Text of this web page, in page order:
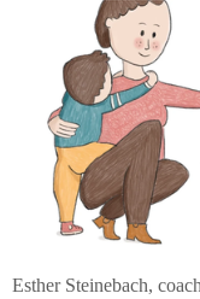
Esther Steinebach,